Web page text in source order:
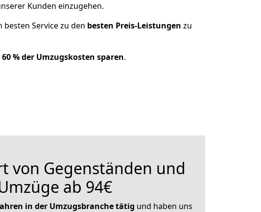
Kunden einzugehen.
Service zu den besten Preis-Leistungen zu
60 % der Umzugskosten sparen.
von Gegenständen und
ab 94€
in der Umzugsbranche tätig und haben uns